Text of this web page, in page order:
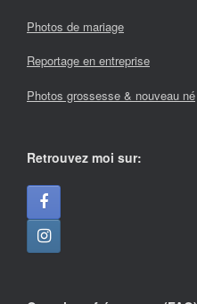
Photos de mariage
Reportage en entreprise
Photos grossesse & nouveau né
Retrouvez moi sur: